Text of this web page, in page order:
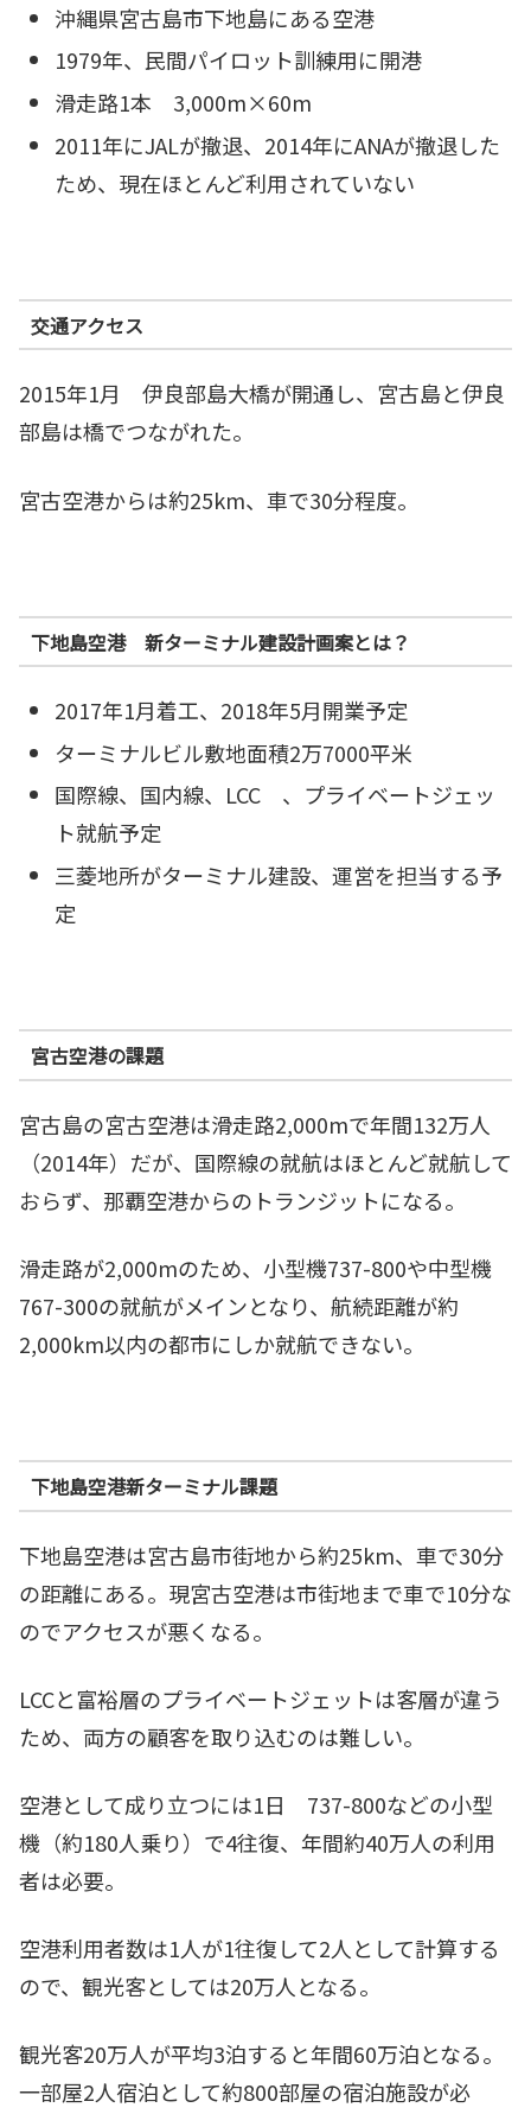
沖縄県宮古島市下地島にある空港
1979年、民間パイロット訓練用に開港
滑走路1本 3,000m×60m
2011年にJALが撤退、2014年にANAが撤退した
ため、現在ほとんど利用されていない
交通アクセス
2015年1月 伊良部島大橋が開通し、宮古島と伊良
部島は橋でつながれた。
宮古空港からは約25km、車で30分程度。
下地島空港 新ターミナル建設計画案とは？
2017年1月着工、2018年5月開業予定
ターミナルビル敷地面積2万7000平米
国際線、国内線、LCC 、プライベートジェッ
ト就航予定
三菱地所がターミナル建設、運営を担当する予
定
宮古空港の課題
宮古島の宮古空港は滑走路2,000mで年間132万人
（2014年）だが、国際線の就航はほとんど就航して
おらず、那覇空港からのトランジットになる。
滑走路が2,000mのため、小型機737-800や中型機
767-300の就航がメインとなり、航続距離が約
2,000km以内の都市にしか就航できない。
下地島空港新ターミナル課題
下地島空港は宮古島市街地から約25km、車で30分
の距離にある。現宮古空港は市街地まで車で10分な
のでアクセスが悪くなる。
LCCと富裕層のプライベートジェットは客層が違う
ため、両方の顧客を取り込むのは難しい。
空港として成り立つには1日 737-800などの小型
機（約180人乗り）で4往復、年間約40万人の利用
者は必要。
空港利用者数は1人が1往復して2人として計算する
ので、観光客としては20万人となる。
観光客20万人が平均3泊すると年間60万泊となる。
一部屋2人宿泊として約800部屋の宿泊施設が必